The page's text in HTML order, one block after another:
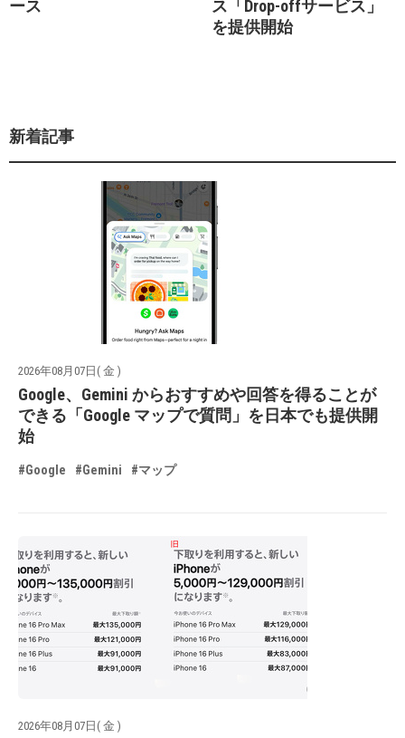
ース
ス「Drop-offサービス」
を提供開始
新着記事
2026年08月07日( 金 )
Google、Gemini からおすすめや回答を得ることが
できる「Google マップで質問」を日本でも提供開
始
#Google #Gemini #マップ
2026年08月07日( 金 )